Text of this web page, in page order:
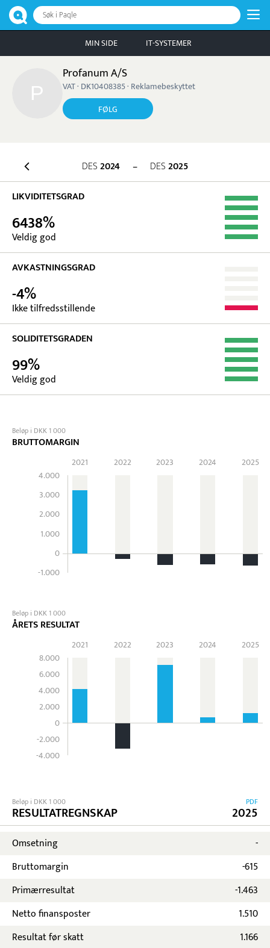
Søk i Paqle
MIN SIDE IT-SYSTEMER
Profanum A/S
VAT · DK10408385 · Reklamebeskyttet
FØLG
DES2024 – DES2025
LIKVIDITETSGRAD
6438%
Veldig god
AVKASTNINGSGRAD
-4%
Ikke tilfredsstillende
SOLIDITETSGRADEN
99%
Veldig god
Beløp i DKK 1 000
BRUTTOMARGIN
4.000
3.000
2.000
1.000
0
-1.000
2021 2022 2023 2024 2025
Beløp i DKK 1 000
ÅRETS RESULTAT
8.000
6.000
4.000
2.000
0
-2.000
-4.000
2021 2022 2023 2024 2025
Beløp i DKK 1 000
RESULTATREGNSKAP
PDF
2025
Omsetning
-
Bruttomargin
-615
Primærresultat
-1.463
Netto finansposter
1.510
Resultat før skatt
1.166